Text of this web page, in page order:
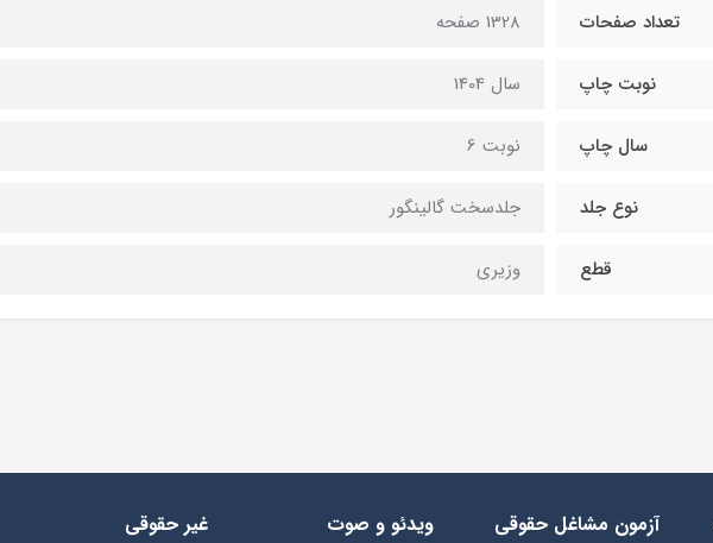
تعداد صفحات 1328 صفحه
نوبت چاپ سال 1404
سال چاپ نوبت 6
نوع جلد جلدسخت گالینگور
قطع وزیری
آزمون مشاغل حقوقی ویدئو و صوت غیر حقوقی